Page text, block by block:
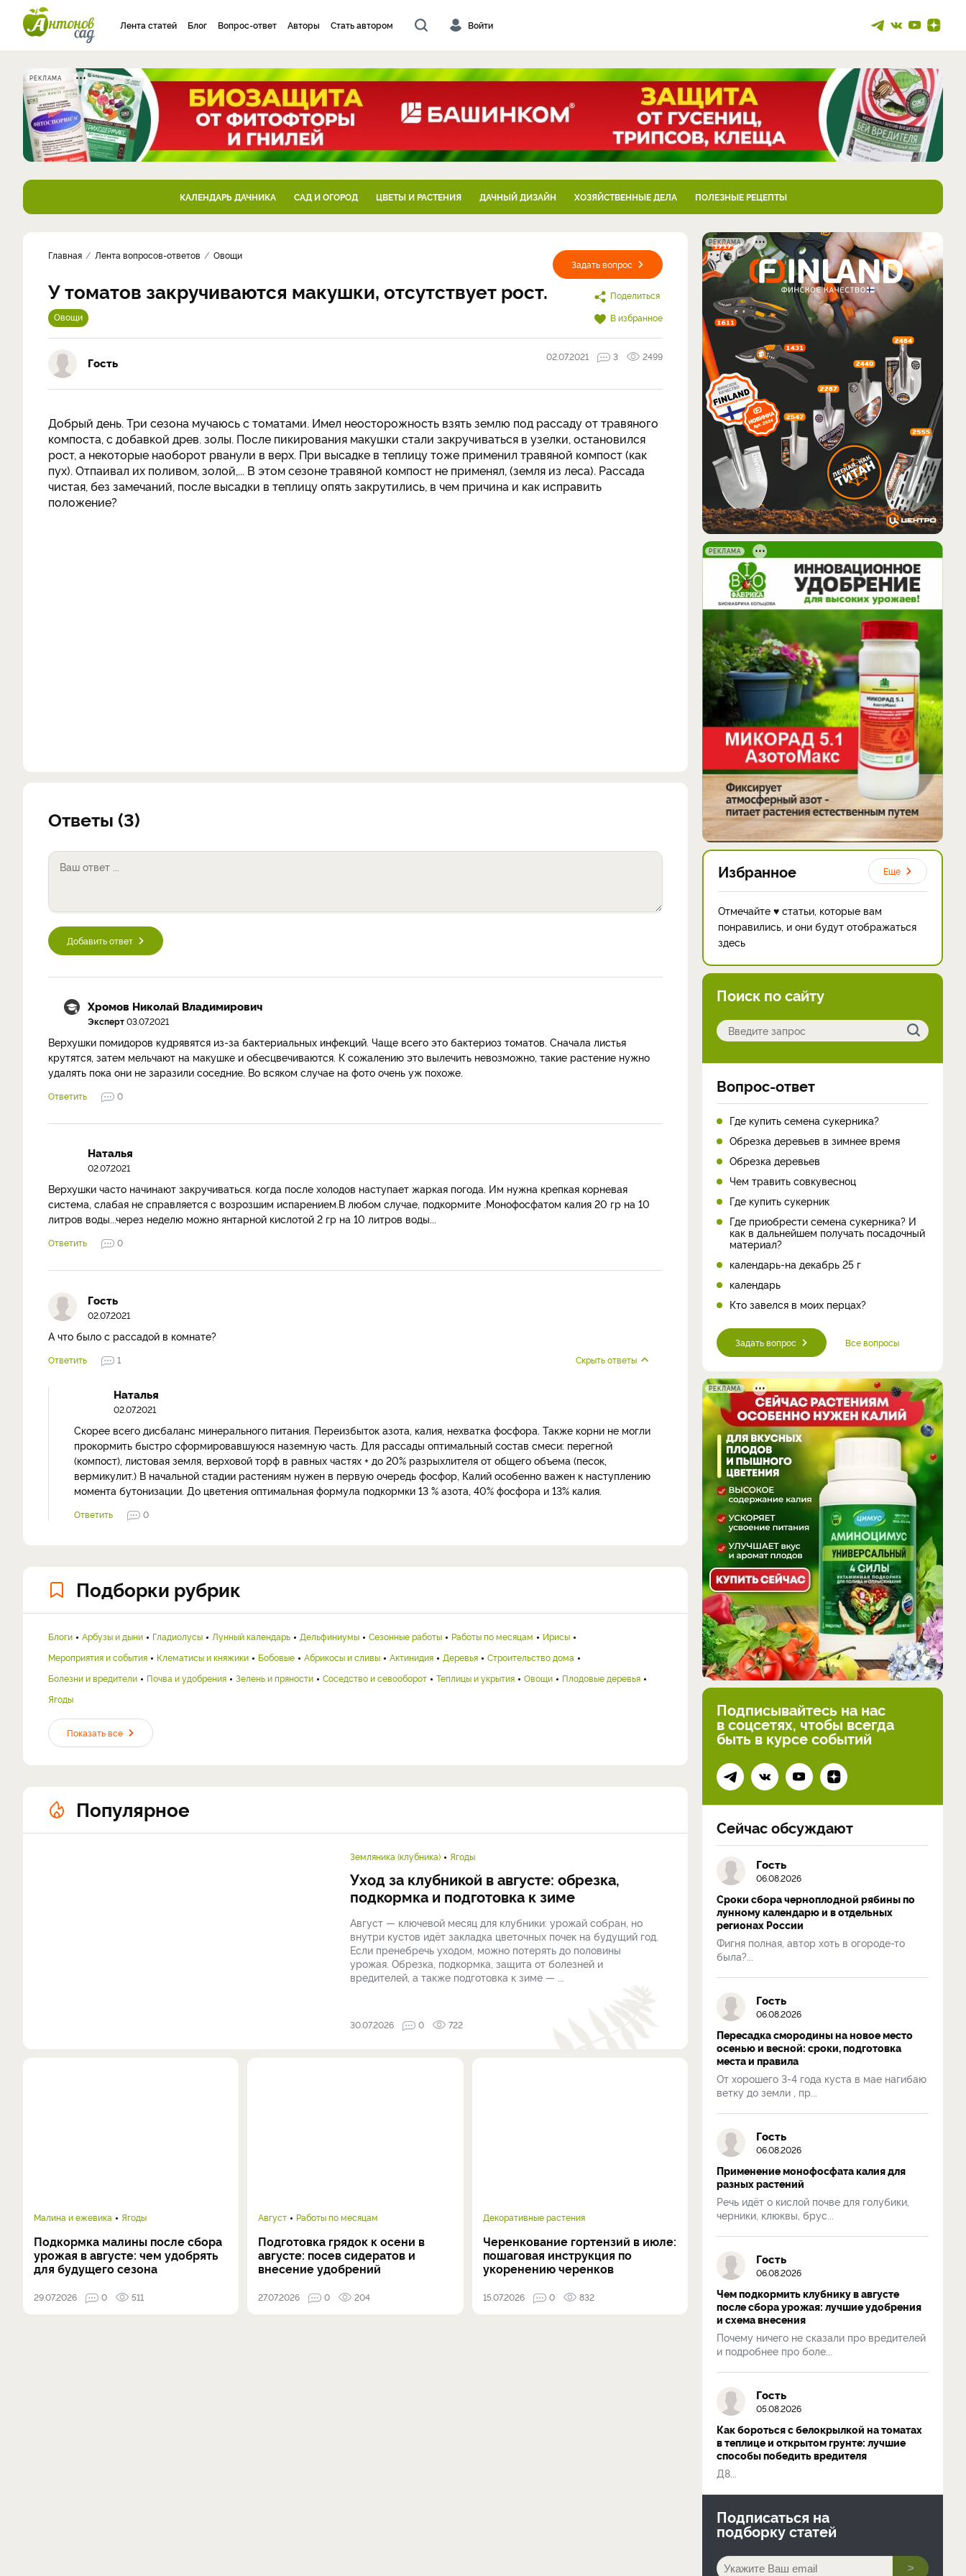
Лента статей Блог Вопрос-ответ Авторы Стать автором Войти
РЕКЛАМА
КАЛЕНДАРЬ ДАЧНИКА САД И ОГОРОД ЦВЕТЫ И РАСТЕНИЯ ДАЧНЫЙ ДИЗАЙН ХОЗЯЙСТВЕННЫЕ ДЕЛА ПОЛЕЗНЫЕ РЕЦЕПТЫ
Задать вопрос
Поделиться
В избранное
Главная Лента вопросов-ответов Овощи
У томатов закручиваются макушки, отсутствует рост.
Овощи
Гость 02.07.2021 3 2499
Добрый день. Три сезона мучаюсь с томатами. Имел неосторожность взять землю под рассаду от травяного
компоста, с добавкой древ. золы. После пикирования макушки стали закручиваться в узелки, остановился
рост, а некоторые наоборот рванули в верх. При высадке в теплицу тоже применил травяной компост (как
пух). Отпаивал их поливом, золой,... В этом сезоне травяной компост не применял, (земля из леса). Рассада
чистая, без замечаний, после высадки в теплицу опять закрутились, в чем причина и как исправить
положение?
Ответы (3)
Добавить ответ
Хромов Николай Владимирович
Эксперт03.07.2021
Верхушки помидоров кудрявятся из-за бактериальных инфекций. Чаще всего это бактериоз томатов. Сначала листья
крутятся, затем мельчают на макушке и обесцвечиваются. К сожалению это вылечить невозможно, такие растение нужно
удалять пока они не заразили соседние. Во всяком случае на фото очень уж похоже.
Ответить 0
Наталья
02.07.2021
Верхушки часто начинают закручиваться. когда после холодов наступает жаркая погода. Им нужна крепкая корневая
система, слабая не справляется с возрозшим испарением.В любом случае, подкормите .Монофосфатом калия 20 гр на 10
литров воды...через неделю можно янтарной кислотой 2 гр на 10 литров воды...
Ответить 0
Гость
02.07.2021
А что было с рассадой в комнате?
Ответить 1 Скрыть ответы
Наталья
02.07.2021
Скорее всего дисбаланс минерального питания. Переизбыток азота, калия, нехватка фосфора. Также корни не могли
прокормить быстро сформировавшуюся наземную часть. Для рассады оптимальный состав смеси: перегной
(компост), листовая земля, верховой торф в равных частях + до 20% разрыхлителя от общего объема (песок,
вермикулит.) В начальной стадии растениям нужен в первую очередь фосфор, Калий особенно важен к наступлению
момента бутонизации. До цветения оптимальная формула подкормки 13 % азота, 40% фосфора и 13% калия.
Ответить 0
Подборки рубрик
Блоги Арбузы и дыни Гладиолусы Лунный календарь Дельфиниумы Сезонные работы Работы по месяцам
Ирисы
Мероприятия и события
Клематисы и княжики Бобовые Абрикосы и сливы Актинидия Деревья
Строительство дома
Болезни и вредители
Почва и удобрения Зелень и пряности Соседство и севооборот Теплицы и укрытия Овощи
Плодовые деревья
Ягоды
Показать все
Популярное
Земляника (клубника) Ягоды
Уход за клубникой в августе: обрезка,
подкормка и подготовка к зиме
Август — ключевой месяц для клубники: урожай собран, но
внутри кустов идёт закладка цветочных почек на будущий год.
Если пренебречь уходом, можно потерять до половины
урожая. Обрезка, подкормка, защита от болезней и
вредителей, а также подготовка к зиме — ...
30.07.2026 0 722
Малина и ежевика Ягоды
Подкормка малины после сбора
урожая в августе: чем удобрять
для будущего сезона
29.07.2026 0 511
Август Работы по месяцам
Подготовка грядок к осени в
августе: посев сидератов и
внесение удобрений
27.07.2026 0 204
Декоративные растения
Черенкование гортензий в июле:
пошаговая инструкция по
укоренению черенков
15.07.2026 0 832
РЕКЛАМА
РЕКЛАМА
Избранное Еще
Отмечайте ♥ статьи, которые вам
понравились, и они будут отображаться
здесь
Поиск по сайту
Вопрос-ответ
Где купить семена сукерника?
Обрезка деревьев в зимнее время
Обрезка деревьев
Чем травить совкувесноц
Где купить сукерник
Где приобрести семена сукерника? И
как в дальнейшем получать посадочный
материал?
календарь-на декабрь 25 г
календарь
Кто завелся в моих перцах?
Задать вопрос Все вопросы
РЕКЛАМА
Подписывайтесь на нас
в соцсетях, чтобы всегда
быть в курсе событий
Сейчас обсуждают
Гость
06.08.2026
Сроки сбора черноплодной рябины по
лунному календарю и в отдельных
регионах России
Фигня полная, автор хоть в огороде-то
была?...
Гость
06.08.2026
Пересадка смородины на новое место
осенью и весной: сроки, подготовка
места и правила
От хорошего 3-4 года куста в мае нагибаю
ветку до земли , пр...
Гость
06.08.2026
Применение монофосфата калия для
разных растений
Речь идёт о кислой почве для голубики,
черники, клюквы, брус...
Гость
06.08.2026
Чем подкормить клубнику в августе
после сбора урожая: лучшие удобрения
и схема внесения
Почему ничего не сказали про вредителей
и подробнее про боле...
Гость
05.08.2026
Как бороться с белокрылкой на томатах
в теплице и открытом грунте: лучшие
способы победить вредителя
Д8...
Подписаться на
подборку статей
>